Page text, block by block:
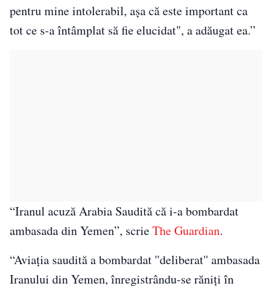
pentru mine intolerabil, aşa că este important ca
tot ce s-a întâmplat să fie elucidat", a adăugat ea.”
“Iranul acuză Arabia Saudită că i-a bombardat
ambasada din Yemen”, scrieThe Guardian.
“Aviaţia saudită a bombardat ''deliberat'' ambasada
Iranului din Yemen, înregistrându-se răniţi în